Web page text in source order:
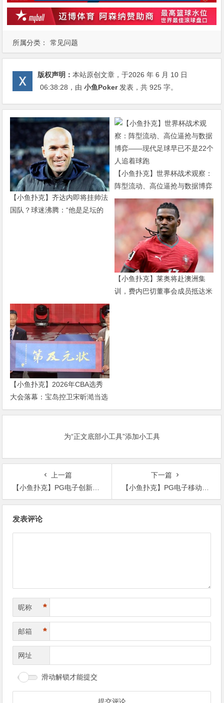
所属分类： 常见问题
版权声明：本站原创文章，于2026 年 6 月 10 日
06:38:28 ，由小鱼Poker发表，共 925 字。
【小鱼扑克】齐达内即将挂帅法
国队？球迷沸腾：“他是足坛的
【小鱼扑克】世界杯战术观察：
阵型流动、高位逼抢与数据博弈
——现代足球早已不是22个人追
【小鱼扑克】莱奥将赴澳洲集
训，费内巴切董事会成员抵达米
【小鱼扑克】2026年CBA选秀
大会落幕：宝岛控卫宋昕澔当选
状元，18人中选创历史新低
为“正文底部小工具”添加小工具
上一篇
【小鱼扑克】PG电子创新游戏设计解析：视觉、机制与用户体验的多维突破
下一篇
【小鱼扑克】PG电子移动端体验优化指南：响应式设计、性能与安全
发表评论
昵称 *
邮箱 *
网址
滑动解锁才能提交